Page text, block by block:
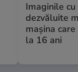
Imaginile
dezvăluite
mașina
la 16 ani